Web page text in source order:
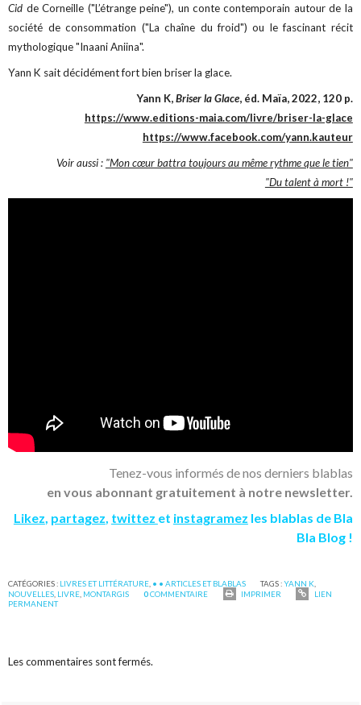
Cid de Corneille ("L’étrange peine"), un conte contemporain autour de la
société de consommation ("La chaîne du froid") ou le fascinant récit
mythologique "Inaani Aniina".
Yann K sait décidément fort bien briser la glace.
Yann K,Briser la Glace, éd. Maïa, 2022, 120 p.
https://www.editions-maia.com/livre/briser-la-glace
https://www.facebook.com/yann.kauteur
Voir aussi : "Mon cœur battra toujours au même rythme que le tien"
"Du talent à mort !"
Tenez-vous informés de nos derniers blablas
en vous abonnant gratuitement à notre newsletter.
Likez, partagez, twittez et instagramez les blablas de Bla
Bla Blog !
CATÉGORIES : LIVRES ET LITTÉRATURE • • ARTICLES ET BLABLAS TAGS :YANN K
NOUVELLES, LIVRE, MONTARGIS 0COMMENTAIRE IMPRIMER
LIEN
PERMANENT
Les commentaires sont fermés.